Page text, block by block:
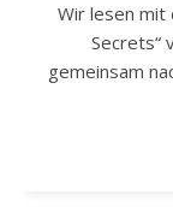
Wir lesen mit
Secrets“
gemeinsam